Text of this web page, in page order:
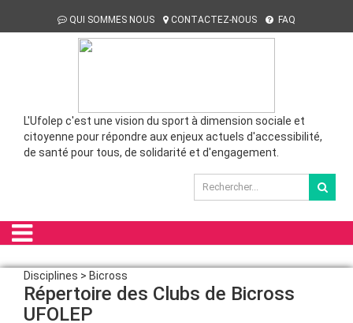
QUI SOMMES NOUS CONTACTEZ-NOUS FAQ
L'Ufolep c'est une vision du sport à dimension sociale et
citoyenne pour répondre aux enjeux actuels d'accessibilité,
de santé pour tous, de solidarité et d'engagement.
Disciplines > Bicross
Répertoire des Clubs de Bicross
UFOLEP